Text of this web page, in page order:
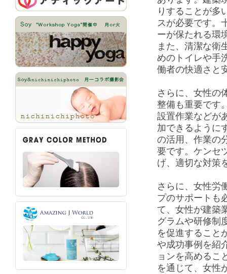
りすることが多
スが必要です。
ーが保たれる環
また、清潔な衛
めのトイレや手
働者の快適さと
さらに、女性の
整備も重要です
設置作業などが
加できるように
の活用、作業の
要です。ケンセ
げ、適切な対策
さらに、女性労
プのサポートも
て、女性が建築
グラムや研修制
を促進すること
や成功事例を紹
ョンを高めるこ
を通じて、女性